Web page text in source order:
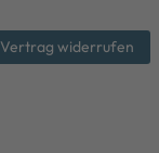
Vertrag widerrufen